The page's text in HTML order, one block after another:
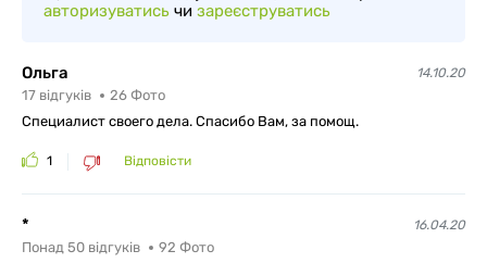
авторизуватись чи зареєструватись
Ольга 14.10.20
17 відгуків 26 Фото
Специалист своего дела. Спасибо Вам, за помощ.
1 Відповісти
* 16.04.20
Понад 50 відгуків 92 Фото